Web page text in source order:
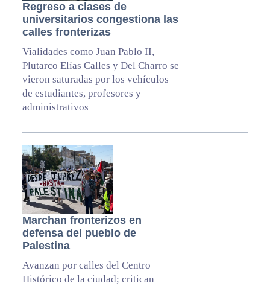
Regreso a clases de
universitarios congestiona las
calles fronterizas
Vialidades como Juan Pablo II,
Plutarco Elías Calles y Del Charro se
vieron saturadas por los vehículos
de estudiantes, profesores y
administrativos
Marchan fronterizos en
defensa del pueblo de
Palestina
Avanzan por calles del Centro
Histórico de la ciudad; critican